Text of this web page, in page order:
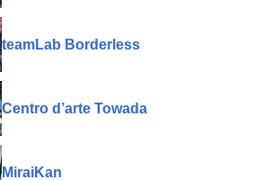
teamLab Borderless
Centro d’arte Towada
MiraiKan